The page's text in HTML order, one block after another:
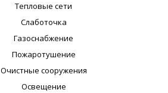
Тепловые сети
Слаботочка
Газоснабжение
Пожаротушение
Очистные сооружения
Освещение